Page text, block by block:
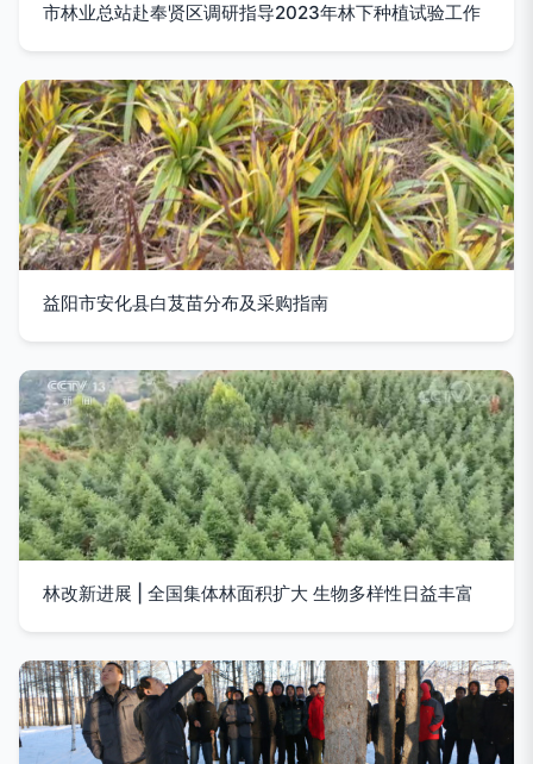
市林业总站赴奉贤区调研指导2023年林下种植试验工作
益阳市安化县白芨苗分布及采购指南
林改新进展 | 全国集体林面积扩大 生物多样性日益丰富